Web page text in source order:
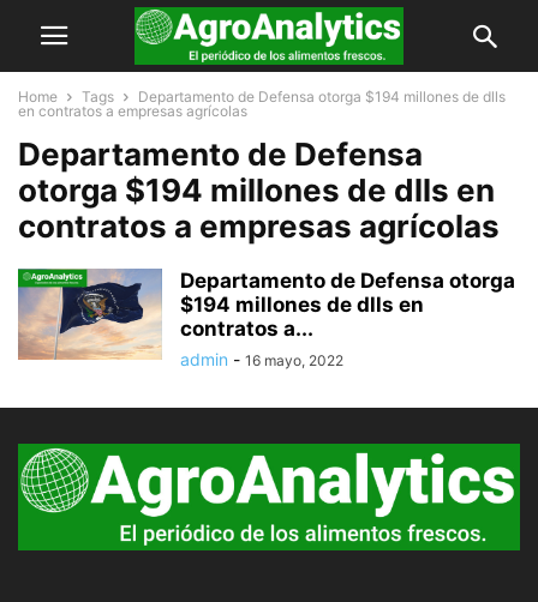
Home Tags
Departamento de Defensa otorga $194 millones de dlls
en contratos a empresas agrícolas
Departamento de Defensa
otorga $194 millones de dlls en
contratos a empresas agrícolas
Departamento de Defensa otorga
$194 millones de dlls en
contratos a...
admin - 16 mayo, 2022